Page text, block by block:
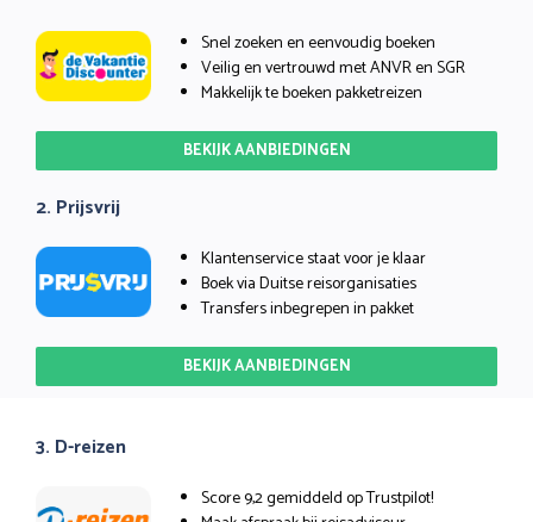
Snel zoeken en eenvoudig boeken
Veilig en vertrouwd met ANVR en SGR
Makkelijk te boeken pakketreizen
BEKIJK AANBIEDINGEN
2. Prijsvrij
Klantenservice staat voor je klaar
Boek via Duitse reisorganisaties
Transfers inbegrepen in pakket
BEKIJK AANBIEDINGEN
3. D-reizen
Score 9,2 gemiddeld op Trustpilot!